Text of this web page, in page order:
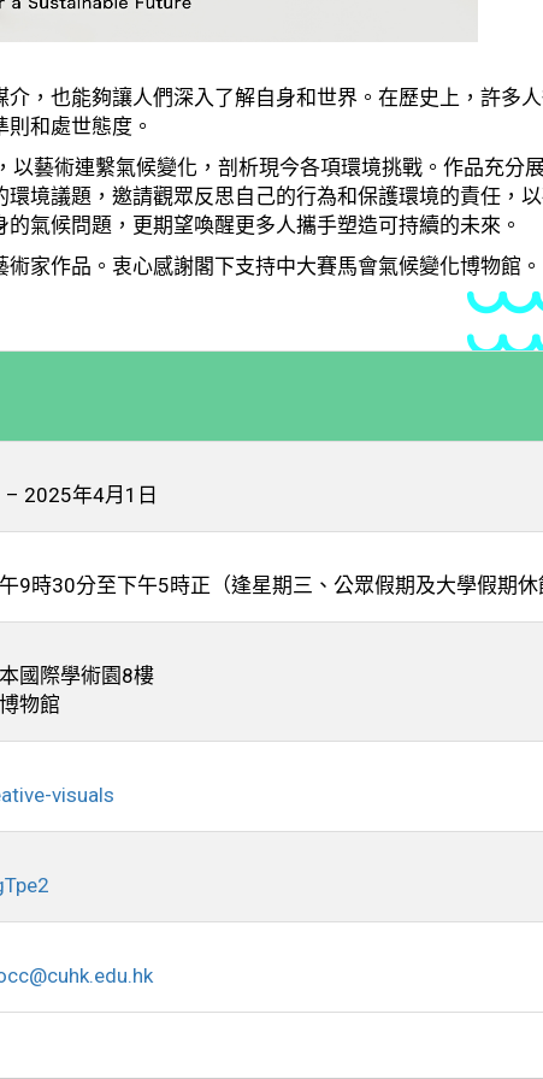
，也能夠讓人們深入了解自身和世界。在歷史上，許多
和處世態度。
以藝術連繫氣候變化，剖析現今各項環境挑戰。作品充分
境議題，邀請觀眾反思自己的行為和保護環境的責任，
氣候問題，更期望喚醒更多人攜手塑造可持續的未來。
家作品。衷心感謝閣下支持中大賽馬會氣候變化博物館。
2025年4月1日
9時30分至下午5時正（逢星期三、公眾假期及大學假期休
國際學術園8樓
物館
visuals